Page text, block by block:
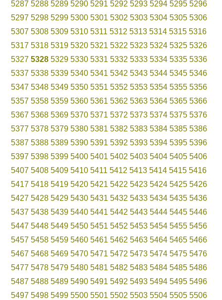
5287 5288 5289 5290 5291 5292 5293 5294 5295 5296
5297 5298 5299 5300 5301 5302 5303 5304 5305 5306
5307 5308 5309 5310 5311 5312 5313 5314 5315 5316
5317 5318 5319 5320 5321 5322 5323 5324 5325 5326
5327 5328 5329 5330 5331 5332 5333 5334 5335 5336
5337 5338 5339 5340 5341 5342 5343 5344 5345 5346
5347 5348 5349 5350 5351 5352 5353 5354 5355 5356
5357 5358 5359 5360 5361 5362 5363 5364 5365 5366
5367 5368 5369 5370 5371 5372 5373 5374 5375 5376
5377 5378 5379 5380 5381 5382 5383 5384 5385 5386
5387 5388 5389 5390 5391 5392 5393 5394 5395 5396
5397 5398 5399 5400 5401 5402 5403 5404 5405 5406
5407 5408 5409 5410 5411 5412 5413 5414 5415 5416
5417 5418 5419 5420 5421 5422 5423 5424 5425 5426
5427 5428 5429 5430 5431 5432 5433 5434 5435 5436
5437 5438 5439 5440 5441 5442 5443 5444 5445 5446
5447 5448 5449 5450 5451 5452 5453 5454 5455 5456
5457 5458 5459 5460 5461 5462 5463 5464 5465 5466
5467 5468 5469 5470 5471 5472 5473 5474 5475 5476
5477 5478 5479 5480 5481 5482 5483 5484 5485 5486
5487 5488 5489 5490 5491 5492 5493 5494 5495 5496
5497 5498 5499 5500 5501 5502 5503 5504 5505 5506